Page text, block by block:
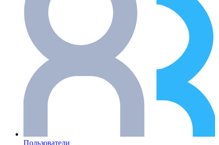
Пользователи